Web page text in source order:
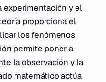
experimentación y el
proporciona el
los fenómenos
permite poner a
la observación y la
matemático actúa